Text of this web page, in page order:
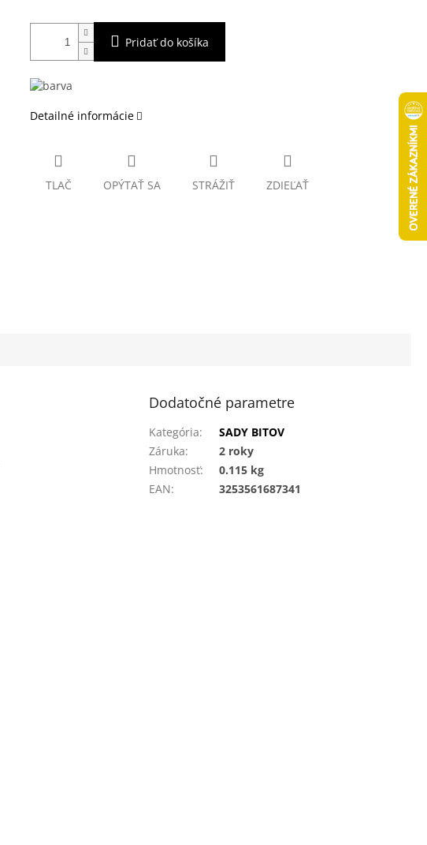
Pridať do košíka
Detailné informácie
TLAČ OPÝTAŤ SA STRÁŽIŤ ZDIEĽAŤ
Dodatočné parametre
Kategória:
SADY BITOV
Záruka:
2 roky
Hmotnosť:
0.115 kg
EAN: 3253561687341